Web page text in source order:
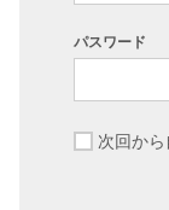
パスワード
次回か